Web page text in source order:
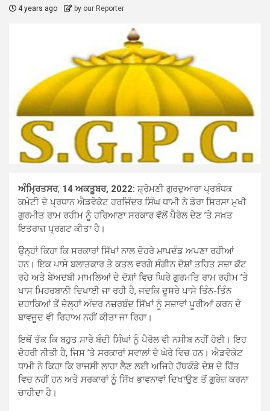
4 years ago by our Reporter
ਅੰਮ੍ਰਿਤਸਰ, 14 ਅਕਤੂਬਰ, 2022: ਸ਼੍ਰੋਮਣੀ ਗੁਰਦੁਆਰਾ ਪ੍ਰਬੰਧਕ
ਕਮੇਟੀ ਦੇ ਪ੍ਰਧਾਨ ਐਡਵੋਕੇਟ ਹਰਜਿੰਦਰ ਸਿੰਘ ਧਾਮੀ ਨੇ ਡੇਰਾ ਸਿਰਸਾ ਮੁਖੀ
ਗੁਰਮੀਤ ਰਾਮ ਰਹੀਮ ਨੂੰ ਹਰਿਆਣਾ ਸਰਕਾਰ ਵੱਲੋਂ ਪੈਰੋਲ ਦੇਣ ’ਤੇ ਸਖ਼ਤ
ਇਤਰਾਜ਼ ਪ੍ਰਗਟ ਕੀਤਾ ਹੈ।
ਉਨ੍ਹਾਂ ਕਿਹਾ ਕਿ ਸਰਕਾਰਾਂ ਸਿੱਖਾਂ ਨਾਲ ਦੋਹਰੇ ਮਾਪਦੰਡ ਅਪਣਾ ਰਹੀਆਂ
ਹਨ। ਇਕ ਪਾਸੇ ਬਲਾਤਕਾਰ ਤੇ ਕਤਲ ਵਰਗੇ ਸੰਗੀਨ ਦੋਸ਼ਾਂ ਤਹਿਤ ਸਜ਼ਾ ਕੱਟ
ਰਹੇ ਅਤੇ ਬੇਅਦਬੀ ਮਾਮਲਿਆਂ ਦੇ ਦੋਸ਼ਾਂ ਵਿਚ ਘਿਰੇ ਗੁਰਮਤਿ ਰਾਮ ਰਹੀਮ ’ਤੇ
ਖਾਸ ਮਿਹਰਬਾਨੀ ਦਿਖਾਈ ਜਾ ਰਹੀ ਹੈ, ਜਦਕਿ ਦੂਸਰੇ ਪਾਸੇ ਤਿੰਨ-ਤਿੰਨ
ਦਹਾਕਿਆਂ ਤੋਂ ਜ਼ੇਲ੍ਹਾਂ ਅੰਦਰ ਨਜ਼ਰਬੰਦ ਸਿੱਖਾਂ ਨੂੰ ਸਜ਼ਾਵਾਂ ਪੂਰੀਆਂ ਕਰਨ ਦੇ
ਬਾਵਜੂਦ ਵੀ ਰਿਹਾਅ ਨਹੀਂ ਕੀਤਾ ਜਾ ਰਿਹਾ।
ਇਥੋਂ ਤੱਕ ਕਿ ਬਹੁਤ ਸਾਰੇ ਬੰਦੀ ਸਿੰਘਾਂ ਨੂੰ ਪੈਰੋਲ ਵੀ ਨਸੀਬ ਨਹੀਂ ਹੋਈ। ਇਹ
ਦੋਹਰੀ ਨੀਤੀ ਹੈ, ਜਿਸ ’ਤੇ ਸਰਕਾਰਾਂ ਸਵਾਲਾਂ ਦੇ ਘੇਰੇ ਵਿਚ ਹਨ। ਐਡਵੋਕੇਟ
ਧਾਮੀ ਨੇ ਕਿਹਾ ਕਿ ਰਾਜਸੀ ਲਾਹਾ ਲੈਣ ਲਈ ਅਜਿਹੇ ਹੱਥਕੰਡੇ ਦੇਸ਼ ਦੇ ਹਿੱਤ
ਵਿਚ ਨਹੀਂ ਹਨ ਅਤੇ ਸਰਕਾਰਾਂ ਨੂੰ ਸਿੱਖ ਭਾਵਨਾਵਾਂ ਦਿਖਾਉਣ ਤੋਂ ਗੁਰੇਜ਼ ਕਰਨਾ
ਚਾਹੀਦਾ ਹੈ।